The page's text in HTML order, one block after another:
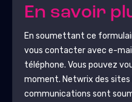
En savoir
En soumettant ce
vous contacter avec e-
téléphone. Vous pouvez
moment. Netwrix des
communications sont